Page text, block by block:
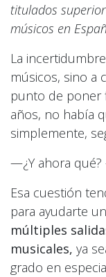
titulados
músicos en
La
músicos, sino a
punto de poner
años, no había
simplemente,
—¿Y ahora
Esa cuestión
para ayudarte
múltiples
musicales, ya
grado en